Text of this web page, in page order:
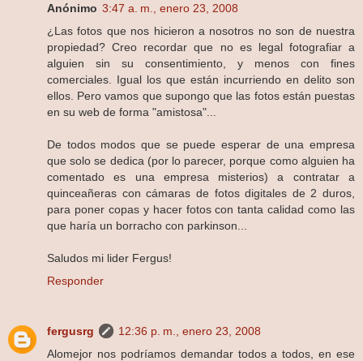
Anónimo 3:47 a. m., enero 23, 2008
¿Las fotos que nos hicieron a nosotros no son de nuestra
propiedad? Creo recordar que no es legal fotografiar a
alguien sin su consentimiento, y menos con fines
comerciales. Igual los que están incurriendo en delito son
ellos. Pero vamos que supongo que las fotos están puestas
en su web de forma "amistosa"...
De todos modos que se puede esperar de una empresa
que solo se dedica (por lo parecer, porque como alguien ha
comentado es una empresa misterios) a contratar a
quinceañeras con cámaras de fotos digitales de 2 duros,
para poner copas y hacer fotos con tanta calidad como las
que haría un borracho con parkinson...
Saludos mi lider Fergus!
Responder
fergusrg
12:36 p. m., enero 23, 2008
Alomejor nos podríamos demandar todos a todos, en ese